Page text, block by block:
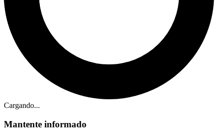
Cargando...
Mantente informado